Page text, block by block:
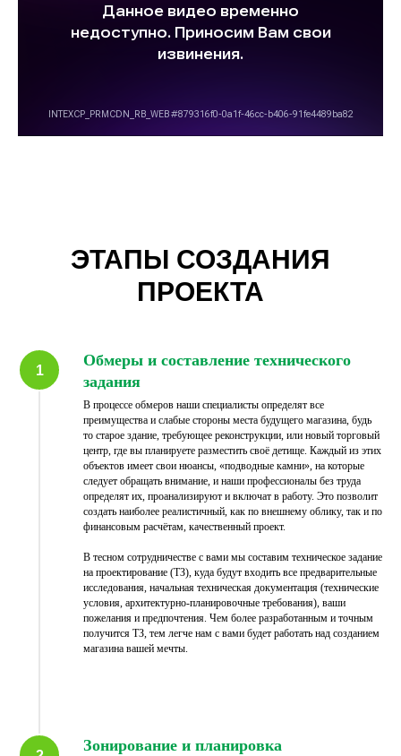
ЭТАПЫ СОЗДАНИЯ
ПРОЕКТА
Обмеры и составление технического
задания
В процессе обмеров наши специалисты определят все
преимущества и слабые стороны места будущего магазина, будь
то старое здание, требующее реконструкции, или новый торговый
центр, где вы планируете разместить своё детище. Каждый из этих
объектов имеет свои нюансы, «подводные камни», на которые
следует обращать внимание, и наши профессионалы без труда
определят их, проанализируют и включат в работу. Это позволит
создать наиболее реалистичный, как по внешнему облику, так и по
финансовым расчётам, качественный проект.
В тесном сотрудничестве с вами мы составим техническое задание
на проектирование (ТЗ), куда будут входить все предварительные
исследования, начальная техническая документация (технические
условия, архитектурно-планировочные требования), ваши
пожелания и предпочтения. Чем более разработанным и точным
получится ТЗ, тем легче нам с вами будет работать над созданием
магазина вашей мечты.
Зонирование и планировка